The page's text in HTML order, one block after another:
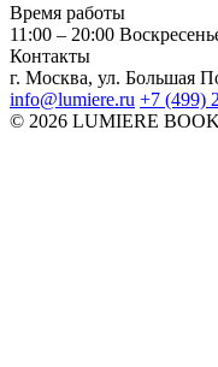
Время работы
11:00 – 20:00
Контакты
г. Москва, ул. Большая
info@lumiere.ru +7 (499)
© 2026 LUMIERE